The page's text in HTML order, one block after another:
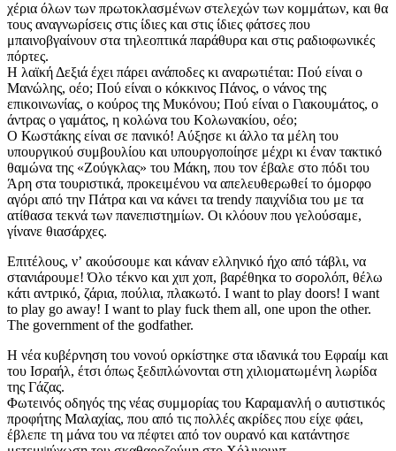
χέρια όλων των πρωτοκλασμένων στελεχών των κομμάτων, και θα
τους αναγνωρίσεις στις ίδιες και στις ίδιες φάτσες που
μπαινοβγαίνουν στα τηλεοπτικά παράθυρα και στις ραδιοφωνικές
πόρτες.
Η λαϊκή Δεξιά έχει πάρει ανάποδες κι αναρωτιέται: Πού είναι ο
Μανώλης, οέο; Πού είναι ο κόκκινος Πάνος, ο νάνος της
επικοινωνίας, ο κούρος της Μυκόνου; Πού είναι ο Γιακουμάτος, ο
άντρας ο γαμάτος, η κολώνα του Κολωνακίου, οέο;
Ο Κωστάκης είναι σε πανικό! Αύξησε κι άλλο τα μέλη του
υπουργικού συμβουλίου και υπουργοποίησε μέχρι κι έναν τακτικό
θαμώνα της «Ζούγκλας» του Μάκη, που τον έβαλε στο πόδι του
Άρη στα τουριστικά, προκειμένου να απελευθερωθεί το όμορφο
αγόρι από την Πάτρα και να κάνει τα trendy παιχνίδια του με τα
ατίθασα τεκνά των πανεπιστημίων. Οι κλόουν που γελούσαμε,
γίνανε θιασάρχες.
Επιτέλους, νʼ ακούσουμε και κάναν ελληνικό ήχο από τάβλι, να
στανιάρουμε! Όλο τέκνο και χιπ χοπ, βαρέθηκα το σορολόπ, θέλω
κάτι αντρικό, ζάρια, πούλια, πλακωτό. I want to play doors! I want
to play go away! I want to play fuck them all, one upon the other.
The government of the godfather.
Η νέα κυβέρνηση του νονού ορκίστηκε στα ιδανικά του Εφραίμ και
του Ισραήλ, έτσι όπως ξεδιπλώνονται στη χιλιοματωμένη λωρίδα
της Γάζας.
Φωτεινός οδηγός της νέας συμμορίας του Καραμανλή ο αυτιστικός
προφήτης Μαλαχίας, που από τις πολλές ακρίδες που είχε φάει,
έβλεπε τη μάνα του να πέφτει από τον ουρανό και κατάντησε